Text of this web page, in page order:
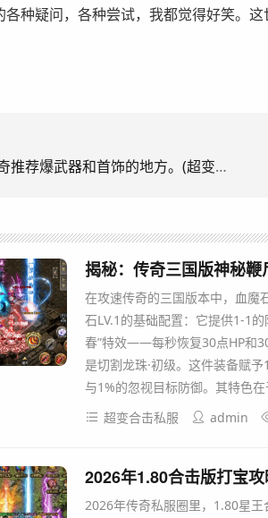
种疑问，各种尝试，我都觉得好笑。这
超变合击传奇推荐爆武器和首饰的地方。(超变传奇推荐爆武器和饰品的地方。)
揭秘：传奇三国版神秘
在攻速传奇的三国版本中，血魔
石LV.1的基础配置：它提供1-1
春”特效——每秒恢复30点HP和
是切割龙珠·初级。这件装备赋
与1%的忽视目标防御。其特色
超变合击私服
admin
2026年1.80合击版打宝
2026年传奇私服圈里，1.80星